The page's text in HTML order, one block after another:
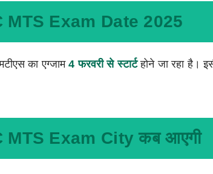
MTS Exam Date 2025
का एग्जाम 4 फरवरी से स्टार्टहोने जा रहा है।
MTS Exam City कब आएगी